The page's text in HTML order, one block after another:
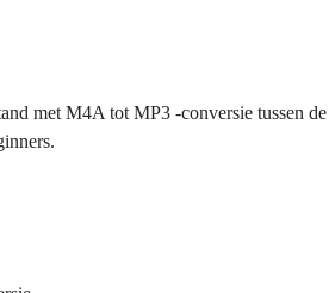
met M4A tot MP3 -conversie tussen